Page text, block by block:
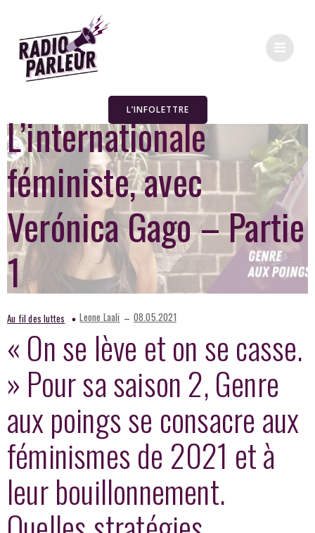
L’INFOLETTRE
L’internationale
féministe, avec
Verónica Gago – Partie
1
Au fil des luttes Leone Laali – 08.05.2021
« On se lève et on se casse.
» Pour sa saison 2, Genre
aux poings se consacre aux
féminismes de 2021 et à
leur bouillonnement.